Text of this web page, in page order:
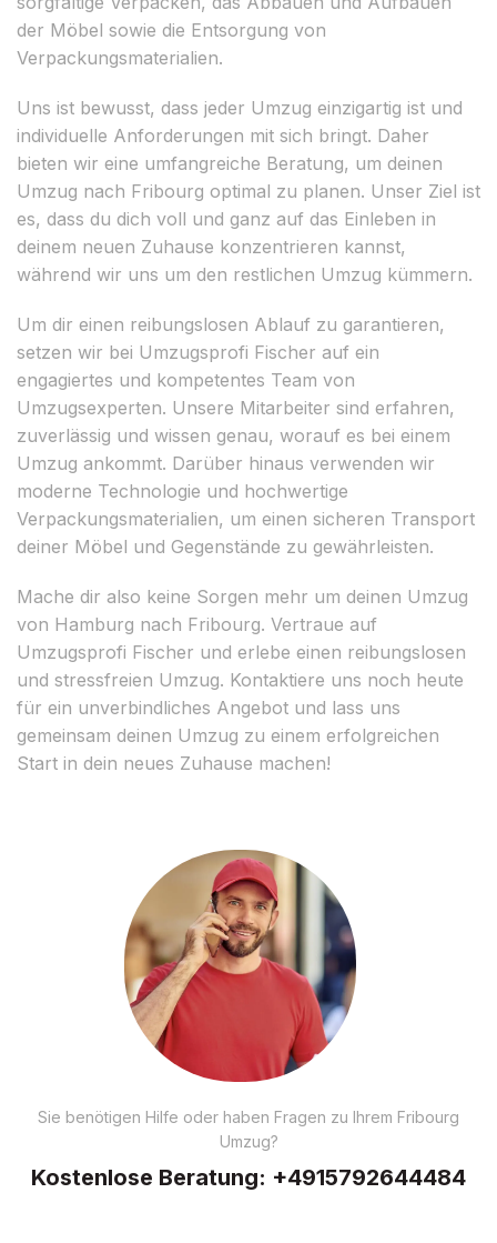
der Möbel sowie die Entsorgung von
Verpackungsmaterialien.
Uns ist bewusst, dass jeder Umzug einzigartig ist und
individuelle Anforderungen mit sich bringt. Daher
bieten wir eine umfangreiche Beratung, um deinen
Umzug nach Fribourg optimal zu planen. Unser Ziel ist
es, dass du dich voll und ganz auf das Einleben in
deinem neuen Zuhause konzentrieren kannst,
während wir uns um den restlichen Umzug kümmern.
Um dir einen reibungslosen Ablauf zu garantieren,
setzen wir bei Umzugsprofi Fischer auf ein
engagiertes und kompetentes Team von
Umzugsexperten. Unsere Mitarbeiter sind erfahren,
zuverlässig und wissen genau, worauf es bei einem
Umzug ankommt. Darüber hinaus verwenden wir
moderne Technologie und hochwertige
Verpackungsmaterialien, um einen sicheren Transport
deiner Möbel und Gegenstände zu gewährleisten.
Mache dir also keine Sorgen mehr um deinen Umzug
von Hamburg nach Fribourg. Vertraue auf
Umzugsprofi Fischer und erlebe einen reibungslosen
und stressfreien Umzug. Kontaktiere uns noch heute
für ein unverbindliches Angebot und lass uns
gemeinsam deinen Umzug zu einem erfolgreichen
Start in dein neues Zuhause machen!
Sie benötigen Hilfe oder haben Fragen zu Ihrem Fribourg
Umzug?
Kostenlose Beratung: +4915792644484